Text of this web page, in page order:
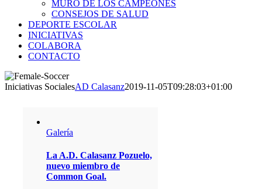
MURO DE LOS CAMPEONES
CONSEJOS DE SALUD
DEPORTE ESCOLAR
INICIATIVAS
COLABORA
CONTACTO
Iniciativas SocialesAD Calasanz2019-11-05T09:28:03+01:00
Galería
La A.D. Calasanz Pozuelo,
nuevo miembro de
Common Goal.